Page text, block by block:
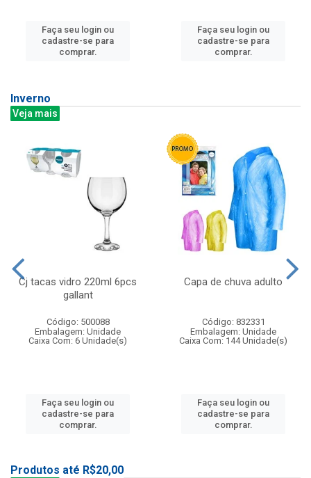
Faça seu login ou
cadastre-se para
comprar.
Faça seu login ou
cadastre-se para
comprar.
Inverno
Veja mais
Cj tacas vidro 220ml 6pcs
gallant
Código: 500088
Embalagem: Unidade
Caixa Com: 6 Unidade(s)
Faça seu login ou
cadastre-se para
comprar.
Capa de chuva adulto
Código: 832331
Embalagem: Unidade
Caixa Com: 144 Unidade(s)
Faça seu login ou
cadastre-se para
comprar.
Produtos até R$20,00